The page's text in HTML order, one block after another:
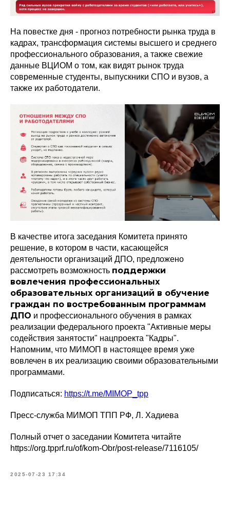
На повестке дня - прогноз потребности рынка труда в
кадрах, трансформация системы высшего и среднего
профессионального образования, а также свежие
данные ВЦИОМ о том, как видят рынок труда
современные студенты, выпускники СПО и вузов, а
также их работодатели.
В качестве итога заседания Комитета принято
решение, в котором в части, касающейся
деятельности организаций ДПО, предложено
рассмотреть возможность поддержки
вовлечения профессиональных
образовательных организаций в обучение
граждан по востребованным программам
ДПО и профессионального обучения в рамках
реализации федерального проекта "Активные меры
содействия занятости" нацпроекта "Кадры".
Напомним, что МИМОП в настоящее время уже
вовлечен в их реализацию своими образовательными
программами.
Подписаться: https://t.me/MIMOP_tpp
Пресс-служба МИМОП ТПП РФ, Л. Хадиева
Полный отчет о заседании Комитета читайте
https://org.tpprf.ru/of/kom-Obr/post-release/7116105/
2025-07-23 17:34